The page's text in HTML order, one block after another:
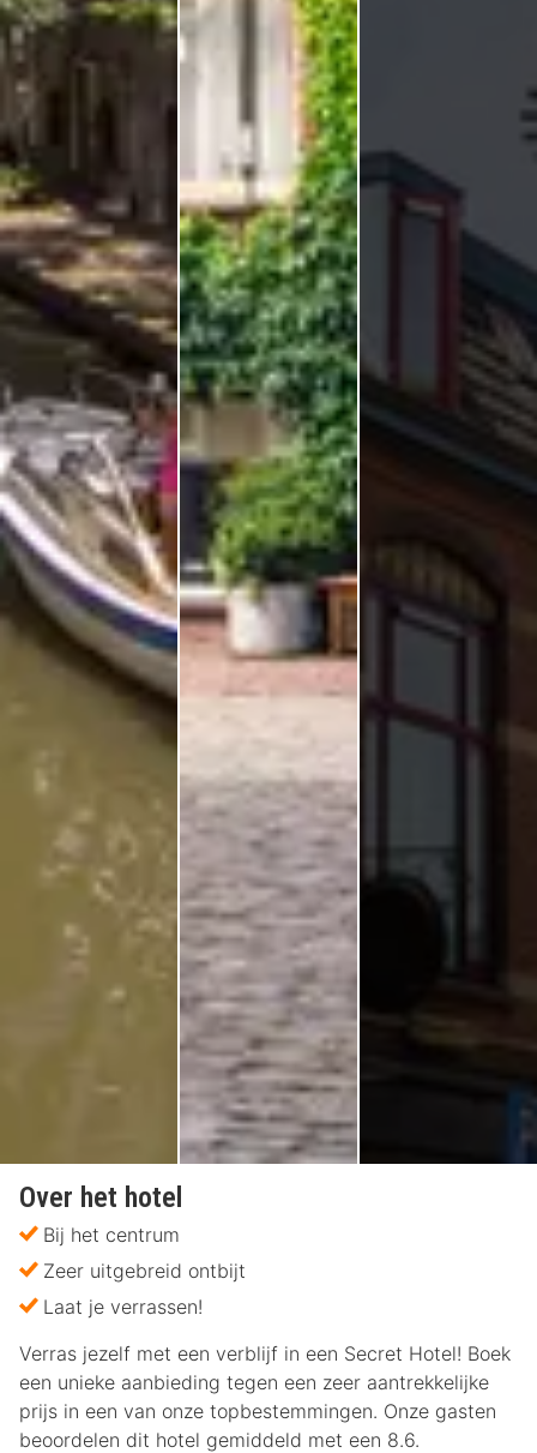
Over het hotel
Bij het centrum
Zeer uitgebreid ontbijt
Laat je verrassen!
Verras jezelf met een verblijf in een Secret Hotel! Boek
een unieke aanbieding tegen een zeer aantrekkelijke
prijs in een van onze topbestemmingen. Onze gasten
beoordelen dit hotel gemiddeld met een 8.6.